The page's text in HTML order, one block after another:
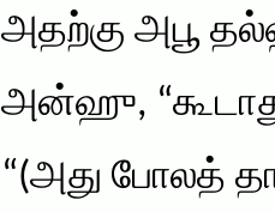
அதற்கு அபூ
அன்ஹு,
“(அது போலத்